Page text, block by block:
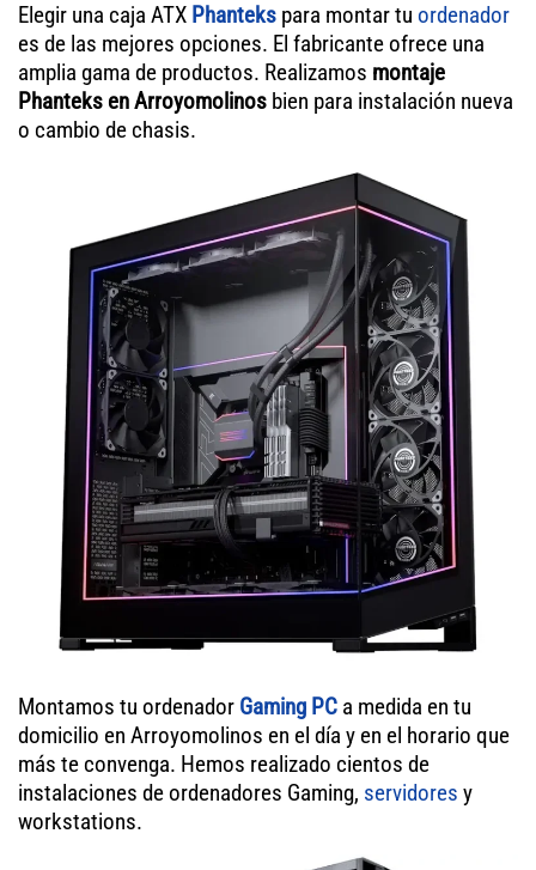
Elegir una caja ATX Phanteks para montar tu ordenador
es de las mejores opciones. El fabricante ofrece una
amplia gama de productos. Realizamos montaje
Phanteks en Arroyomolinos bien para instalación nueva
o cambio de chasis.
Montamos tu ordenador Gaming PC a medida en tu
domicilio en Arroyomolinos en el día y en el horario que
más te convenga. Hemos realizado cientos de
instalaciones de ordenadores Gaming, servidores y
workstations.